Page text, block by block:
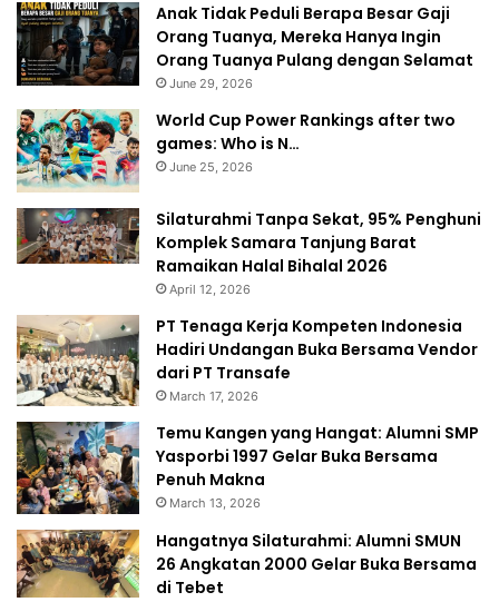
Anak Tidak Peduli Berapa Besar Gaji
Orang Tuanya, Mereka Hanya Ingin
Orang Tuanya Pulang dengan Selamat
June 29, 2026
World Cup Power Rankings after two
games: Who is N…
June 25, 2026
Silaturahmi Tanpa Sekat, 95% Penghuni
Komplek Samara Tanjung Barat
Ramaikan Halal Bihalal 2026
April 12, 2026
PT Tenaga Kerja Kompeten Indonesia
Hadiri Undangan Buka Bersama Vendor
dari PT Transafe
March 17, 2026
Temu Kangen yang Hangat: Alumni SMP
Yasporbi 1997 Gelar Buka Bersama
Penuh Makna
March 13, 2026
Hangatnya Silaturahmi: Alumni SMUN
26 Angkatan 2000 Gelar Buka Bersama
di Tebet